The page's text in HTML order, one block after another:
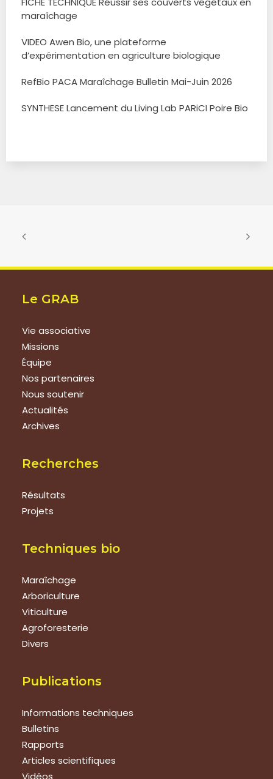
maraîchage
VIDEO Awen Bio, une plateforme
d’expérimentation en agriculture biologique
RefBio PACA Maraîchage Bulletin Mai-Juin 2026
SYNTHESE Lancement du Living Lab PARiCI Poire Bio
Le GRAB
Vie associative
Missions
Équipe
Nos partenaires
Nous soutenir
Actualités
Archives
Recherches
Résultats
Projets
Techniques bio
Maraîchage
Arboriculture
Viticulture
Agroforesterie
Divers
Publications
Informations techniques
Bulletins
Rapports
Articles scientifiques
Vidéos